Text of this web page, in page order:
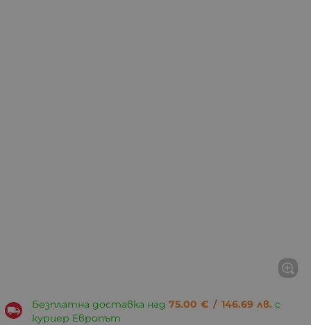
Безплатна доставка над 75.00 € / 146.69 лв. с
куриер Европът